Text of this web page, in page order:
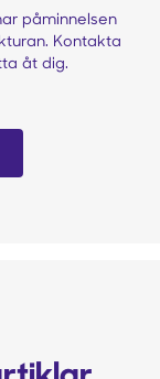
påminnelsen
Kontakta
åt dig.